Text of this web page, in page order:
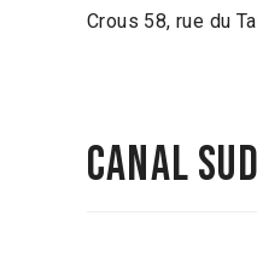
Crous 58, rue du
CANAL SUD